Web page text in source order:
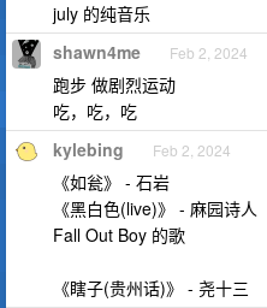
july 的纯音乐
shawn4me Feb 2, 2024
跑步 做剧烈运动
吃，吃，吃
kylebing Feb 2, 2024
《如瓮》 - 石岩
《黑白色(live)》 - 麻园诗人
Fall Out Boy 的歌
《瞎子(贵州话)》 - 尧十三